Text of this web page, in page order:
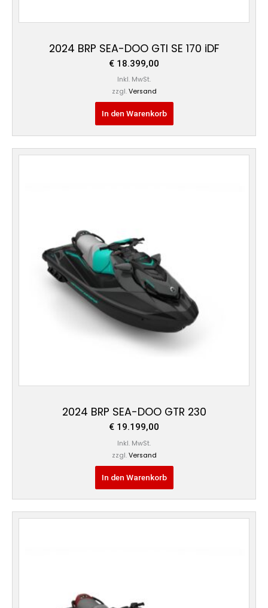
2024 BRP SEA-DOO GTI SE 170 iDF
€ 18.399,00
Inkl. MwSt.
zzgl. Versand
In den Warenkorb
2024 BRP SEA-DOO GTR 230
€ 19.199,00
Inkl. MwSt.
zzgl. Versand
In den Warenkorb